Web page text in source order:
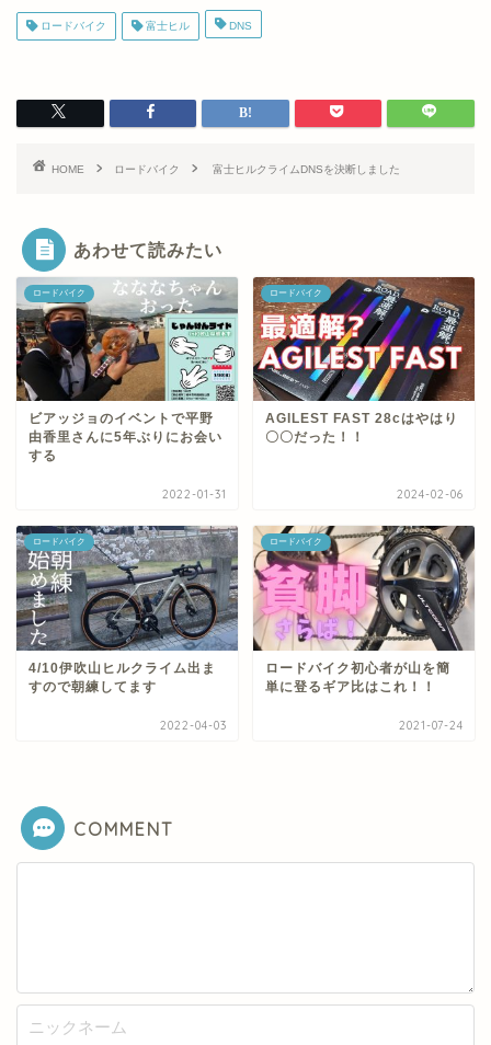
ロードバイク 富士ヒル DNS
HOME ロードバイク 富士ヒルクライムDNSを決断しました
あわせて読みたい
ロードバイク
ビアッジョのイベントで平野
由香里さんに5年ぶりにお会い
する
2022-01-31
ロードバイク
AGILEST FAST 28cはやはり
〇〇だった！！
2024-02-06
ロードバイク
4/10伊吹山ヒルクライム出ま
すので朝練してます
2022-04-03
ロードバイク
ロードバイク初心者が山を簡
単に登るギア比はこれ！！
2021-07-24
COMMENT